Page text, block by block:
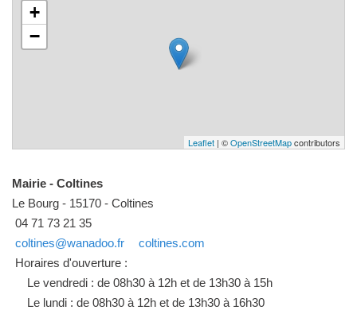
+
−
Leaflet | ©OpenStreetMapcontributors
Mairie - Coltines
Le Bourg - 15170 - Coltines
04 71 73 21 35
coltines@wanadoo.fr
coltines.com
Horaires d'ouverture :
Le vendredi : de 08h30 à 12h et de 13h30 à 15h
Le lundi : de 08h30 à 12h et de 13h30 à 16h30